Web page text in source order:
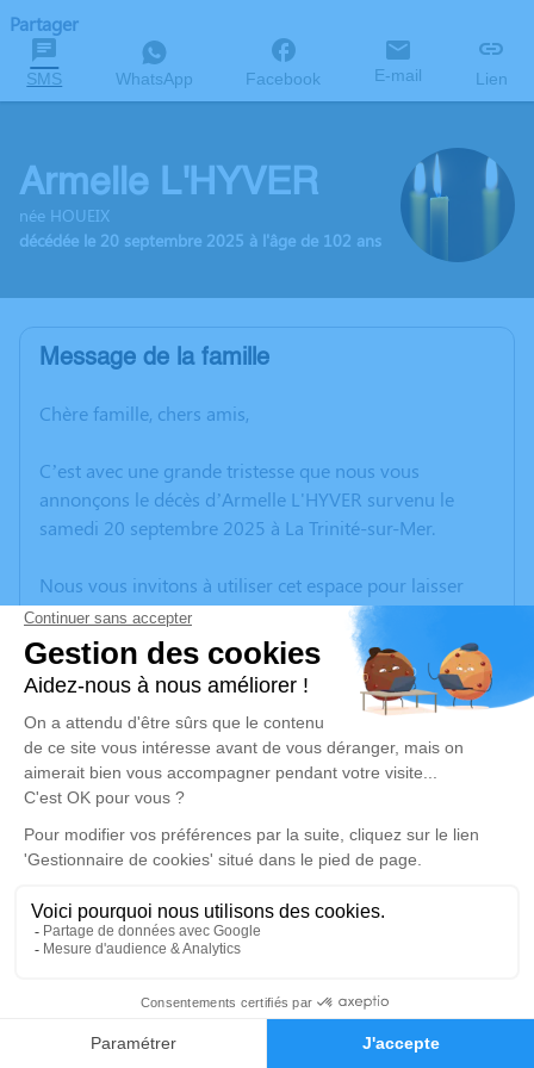
Faire-part Hommages
Partager
SMS WhatsApp Facebook E-mail Lien
Armelle L'HYVER
née HOUEIX
décédée le 20 septembre 2025 à l'âge de 102 ans
Message de la famille
Chère famille, chers amis,
C’est avec une grande tristesse que nous vous
annonçons le décès d’Armelle L'HYVER survenu le
samedi 20 septembre 2025 à La Trinité-sur-Mer.
Nous vous invitons à utiliser cet espace pour laisser
vos condoléances, partager des photos souvenirs, une
anecdote ou exprimer vos pensées à travers des
poèmes ou des textes. Cet endroit est un lieu
d'expression dédié à honorer la mémoire d’Armelle
L'HYVER.
Un service de plantation d’arbre hommage est
disponible ici.
Je rends hommage
Cérémonie civile
Cimetière de Ploërmel
Rue de Fontilo